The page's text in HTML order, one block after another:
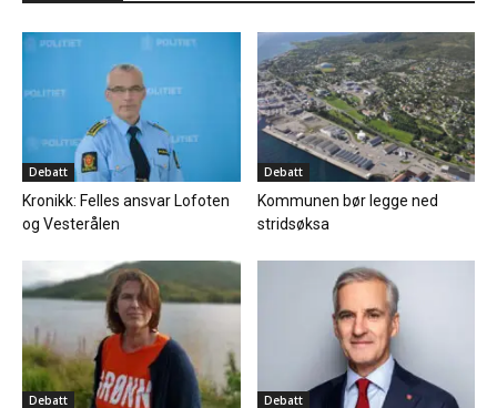
Debatt
Kronikk: Felles ansvar Lofoten
og Vesterålen
Debatt
Kommunen bør legge ned
stridsøksa
Debatt Debatt